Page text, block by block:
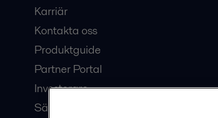
Karriär
Kontakta oss
Produktguide
Partner Portal
Investerare
Säkerhetsdatablad